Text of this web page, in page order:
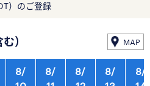
）のご登録
） MAP
8/
8/
8/
8/
8/